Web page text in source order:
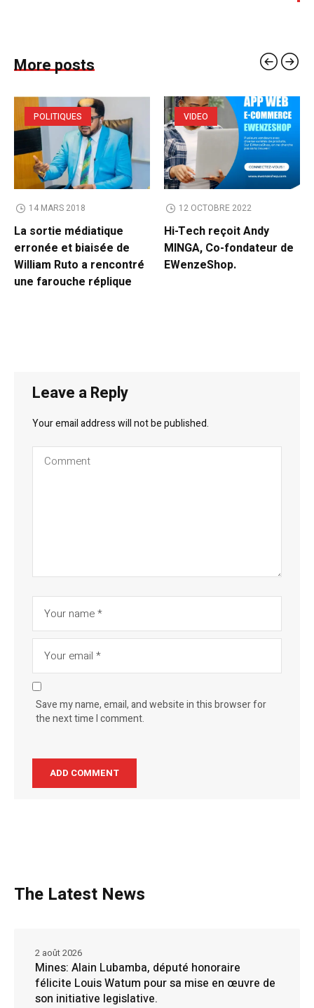
More posts
POLITIQUES
14 MARS 2018
La sortie médiatique
erronée et biaisée de
William Ruto a rencontré
une farouche réplique
VIDEO
12 OCTOBRE 2022
Hi-Tech reçoit Andy
MINGA, Co-fondateur de
EWenzeShop.
Leave a Reply
Your email address will not be published.
Save my name, email, and website in this browser for
the next time I comment.
The Latest News
Mines: Alain Lubamba, député honoraire
félicite Louis Watum pour sa mise en œuvre de
son initiative legislative.
2 août 2026